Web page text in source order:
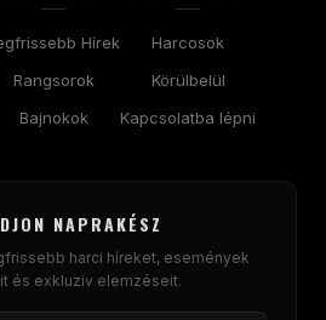
Hírek
Rangsorok
Bajnokok
Harcosok
Körülbelül
Kapcsolatba lépni
NAPRAKÉSZ
harci híreket, események
és exkluzív elemzéseit.